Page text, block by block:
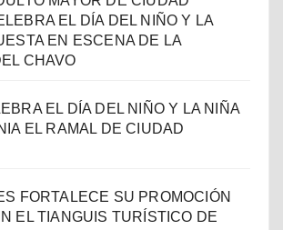
EL DÍA DEL NIÑO Y LA
EN ESCENA DE LA
CHAVO
EL DÍA DEL NIÑO Y LA NIÑA
EL RAMAL DE CIUDAD
FORTALECE SU PROMOCIÓN
EL TIANGUIS TURÍSTICO DE